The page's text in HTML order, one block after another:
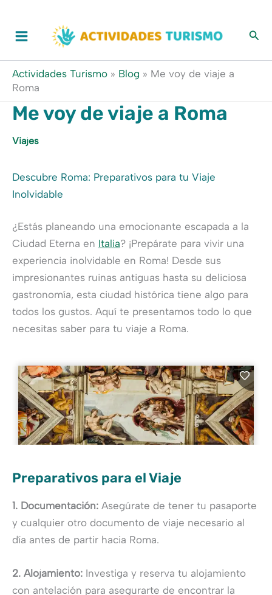
contenido
Actividades Turismo » Blog » Me voy de viaje a
Roma
Me voy de viaje a Roma
Viajes
Descubre Roma: Preparativos para tu Viaje
Inolvidable
¿Estás planeando una emocionante escapada a la
Ciudad Eterna en Italia? ¡Prepárate para vivir una
experiencia inolvidable en Roma! Desde sus
impresionantes ruinas antiguas hasta su deliciosa
gastronomía, esta ciudad histórica tiene algo para
todos los gustos. Aquí te presentamos todo lo que
necesitas saber para tu viaje a Roma.
Preparativos para el Viaje
1. Documentación: Asegúrate de tener tu pasaporte
y cualquier otro documento de viaje necesario al
día antes de partir hacia Roma.
2. Alojamiento: Investiga y reserva tu alojamiento
con antelación para asegurarte de encontrar la